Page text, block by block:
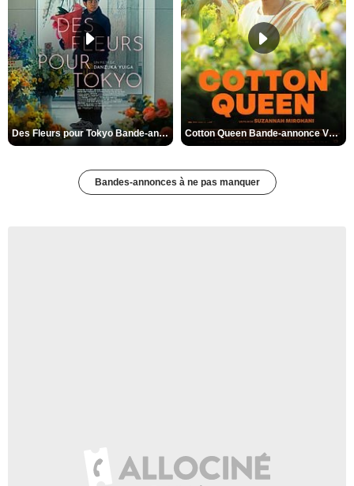
Des Fleurs pour Tokyo Bande-annonce VO STFR Cotton Queen Bande-annonce VO STFR
Bandes-annonces à ne pas manquer